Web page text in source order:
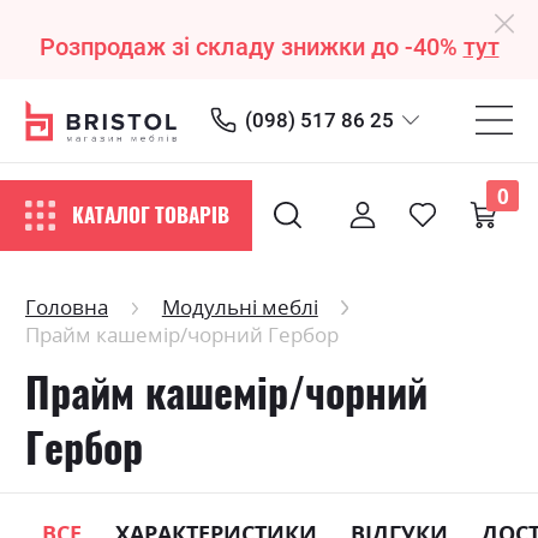
Розпродаж зі складу знижки до -40% тут
(098) 517 86 25
КАТАЛОГ ТОВАРІВ
0
Головна
Модульні меблі
Прайм кашемір/чорний Гербор
Прайм кашемір/чорний
Гербор